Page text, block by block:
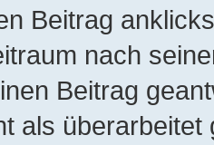
Beitrag
nach
Beitrag
als